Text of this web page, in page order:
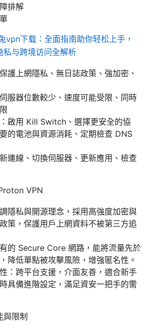
排解
vpn下载：全面指南助你轻松上手，
私与跨境访问全解析
護上網隱私、無日誌政策、強加密、
服器位數較少、速度可能受限、同時
啟用 Kill Switch、選擇更安全的協
的電池與資源消耗、定期檢查 DNS
連線、切換伺服器、更新應用、檢查
VPN
隱私與開源理念，採用高強度加密與
策，保護用戶上網資料不被第三方追
的 Secure Core 網路，能將流量先於
降低單點被攻擊風險，增強匿名性。
：跨平台支援，介面友善，適合新手
具備進階設定，滿足資安一把手的需
與限制